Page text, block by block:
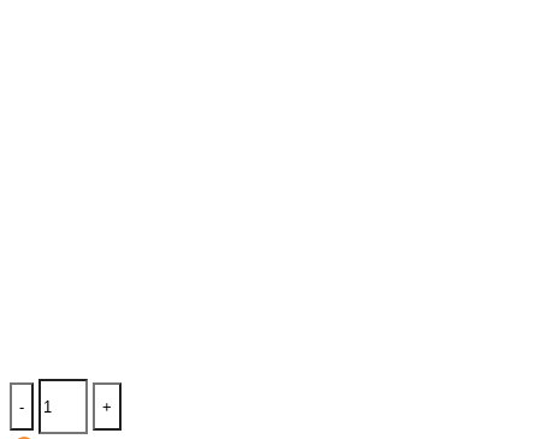
- +